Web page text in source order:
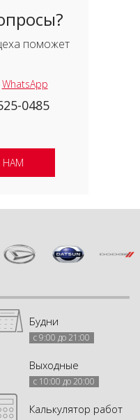
поможет
WhatsApp
0485
НАМ
Будни
с 9:00 до 21:00
Выходные
с 10:00 до 20:00
Калькулятор работ